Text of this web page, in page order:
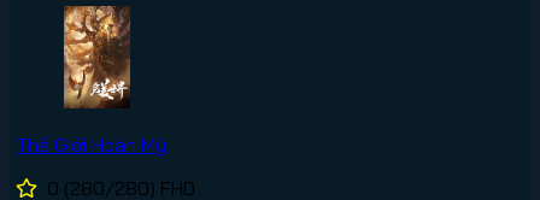
Thế Giới Hoàn Mỹ
0 (280/280) FHD